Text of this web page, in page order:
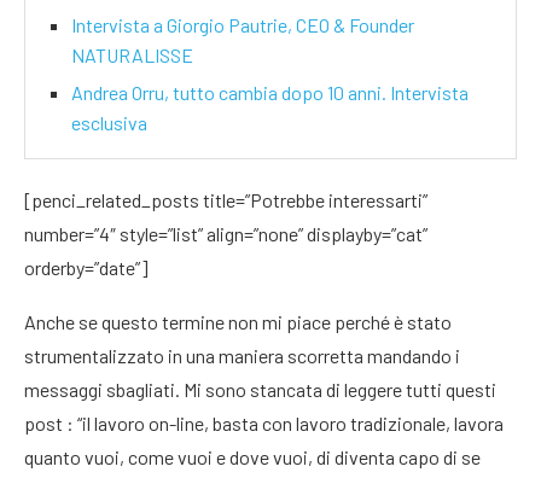
Intervista a Giorgio Pautrie, CEO & Founder
NATURALISSE
Andrea Orru, tutto cambia dopo 10 anni. Intervista
esclusiva
[penci_related_posts title=”Potrebbe interessarti”
number=”4″ style=”list” align=”none” displayby=”cat”
orderby=”date”]
Anche se questo termine non mi piace perché è stato
strumentalizzato in una maniera scorretta mandando i
messaggi sbagliati. Mi sono stancata di leggere tutti questi
post : “il lavoro on-line, basta con lavoro tradizionale, lavora
quanto vuoi, come vuoi e dove vuoi, di diventa capo di se